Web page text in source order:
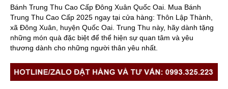
Bánh Trung Thu Cao Cấp Đông Xuân Quốc Oai. Mua Bánh
Trung Thu Cao Cấp 2025 ngay tại cửa hàng: Thôn Lập Thành,
xã Đông Xuân, huyện Quốc Oai. Trung Thu này, hãy dành tặng
những món quà đặc biệt để thể hiện sự quan tâm và yêu
thương dành cho những người thân yêu nhất.